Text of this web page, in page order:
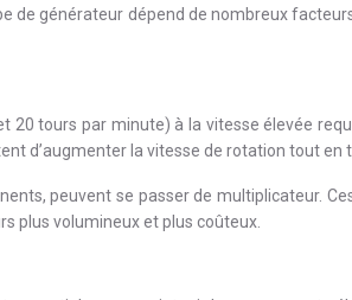
générateur dépend de nombreux
tours par minute) à la vitesse élevée
d’augmenter la vitesse de rotation tout en
peuvent se passer de multiplicateur.
plus volumineux et plus coûteux.